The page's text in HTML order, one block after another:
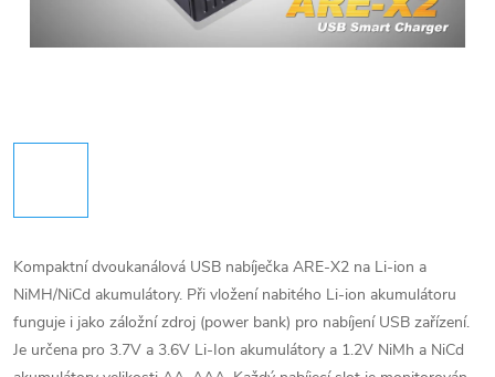
Kompaktní dvoukanálová USB nabíječka ARE-X2 na Li-ion a
NiMH/NiCd akumulátory. Při vložení nabitého Li-ion akumulátoru
funguje i jako záložní zdroj (power bank) pro nabíjení USB zařízení.
Je určena pro 3.7V a 3.6V Li-Ion akumulátory a 1.2V NiMh a NiCd